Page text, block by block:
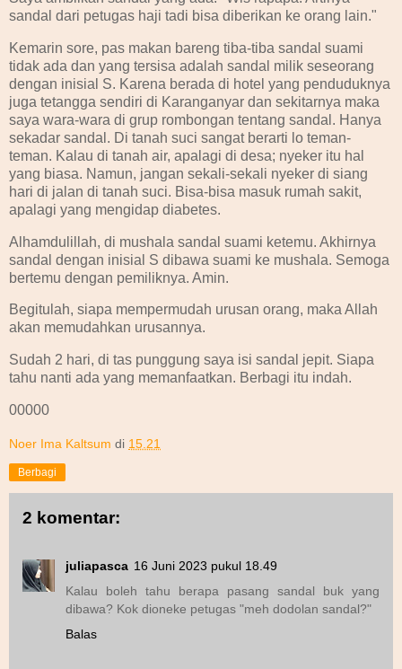
sandal dari petugas haji tadi bisa diberikan ke orang lain."
Kemarin sore, pas makan bareng tiba-tiba sandal suami
tidak ada dan yang tersisa adalah sandal milik seseorang
dengan inisial S. Karena berada di hotel yang penduduknya
juga tetangga sendiri di Karanganyar dan sekitarnya maka
saya wara-wara di grup rombongan tentang sandal. Hanya
sekadar sandal. Di tanah suci sangat berarti lo teman-
teman. Kalau di tanah air, apalagi di desa; nyeker itu hal
yang biasa. Namun, jangan sekali-sekali nyeker di siang
hari di jalan di tanah suci. Bisa-bisa masuk rumah sakit,
apalagi yang mengidap diabetes.
Alhamdulillah, di mushala sandal suami ketemu. Akhirnya
sandal dengan inisial S dibawa suami ke mushala. Semoga
bertemu dengan pemiliknya. Amin.
Begitulah, siapa mempermudah urusan orang, maka Allah
akan memudahkan urusannya.
Sudah 2 hari, di tas punggung saya isi sandal jepit. Siapa
tahu nanti ada yang memanfaatkan. Berbagi itu indah.
00000
Noer Ima Kaltsum di 15.21
Berbagi
2 komentar:
juliapasca 16 Juni 2023 pukul 18.49
Kalau boleh tahu berapa pasang sandal buk yang
dibawa? Kok dioneke petugas "meh dodolan sandal?"
Balas